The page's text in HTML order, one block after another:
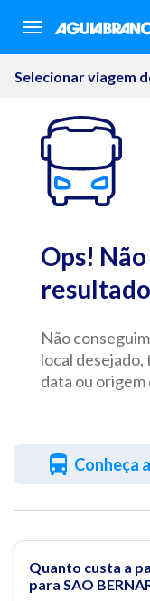
Selecionar viagem
Ops!
Não
local
data ou origem
Conheça
Quanto custa a
para SAO